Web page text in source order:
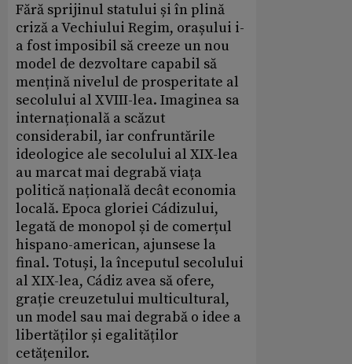
Fără sprijinul statului și în plină
criză a Vechiului Regim, orașului i-
a fost imposibil să creeze un nou
model de dezvoltare capabil să
mențină nivelul de prosperitate al
secolului al XVIII-lea. Imaginea sa
internațională a scăzut
considerabil, iar confruntările
ideologice ale secolului al XIX-lea
au marcat mai degrabă viața
politică națională decât economia
locală. Epoca gloriei Cádizului,
legată de monopol și de comerțul
hispano-american, ajunsese la
final. Totuși, la începutul secolului
al XIX-lea, Cádiz avea să ofere,
grație creuzetului multicultural,
un model sau mai degrabă o idee a
libertăților și egalităților
cetățenilor.